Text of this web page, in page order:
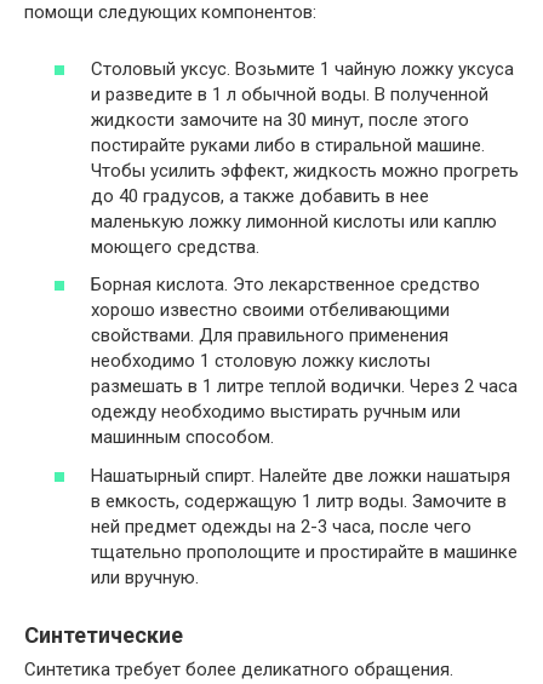
помощи следующих компонентов:
Столовый уксус. Возьмите 1 чайную ложку уксуса
и разведите в 1 л обычной воды. В полученной
жидкости замочите на 30 минут, после этого
постирайте руками либо в стиральной машине.
Чтобы усилить эффект, жидкость можно прогреть
до 40 градусов, а также добавить в нее
маленькую ложку лимонной кислоты или каплю
моющего средства.
Борная кислота. Это лекарственное средство
хорошо известно своими отбеливающими
свойствами. Для правильного применения
необходимо 1 столовую ложку кислоты
размешать в 1 литре теплой водички. Через 2 часа
одежду необходимо выстирать ручным или
машинным способом.
Нашатырный спирт. Налейте две ложки нашатыря
в емкость, содержащую 1 литр воды. Замочите в
ней предмет одежды на 2-3 часа, после чего
тщательно прополощите и простирайте в машинке
или вручную.
Синтетические
Синтетика требует более деликатного обращения.